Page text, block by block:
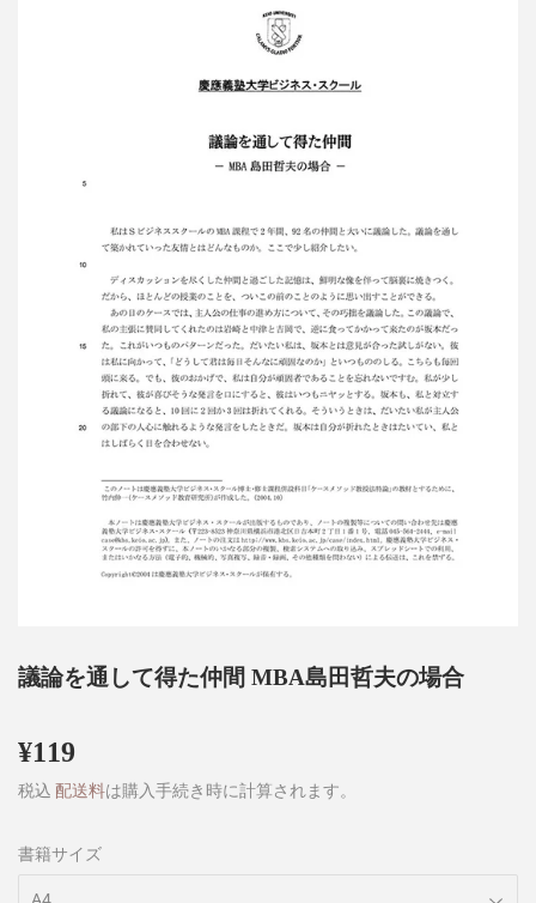
議論を通して得た仲間 MBA島田哲夫の場合
¥119
税込 配送料は購入手続き時に計算されます。
書籍サイズ